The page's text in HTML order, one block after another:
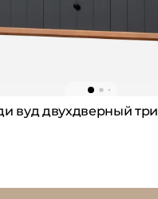
вуд двухдверный три